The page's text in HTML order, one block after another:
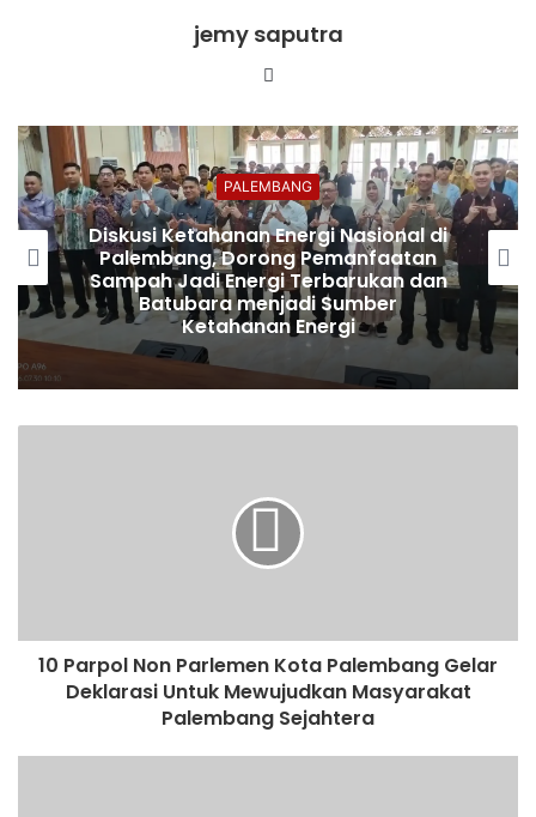
jemy saputra
Website
PALEMBANG
Diskusi Ketahanan Energi Nasional di
Palembang, Dorong Pemanfaatan
Sampah Jadi Energi Terbarukan dan
Batubara menjadi Sumber
Ketahanan Energi
10 Parpol Non Parlemen Kota Palembang Gelar
Deklarasi Untuk Mewujudkan Masyarakat
Palembang Sejahtera